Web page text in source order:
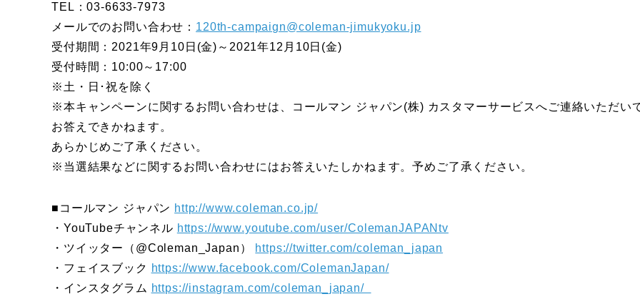
TEL：03-6633-7973
メールでのお問い合わせ： 120th-campaign@coleman-jimukyoku.jp
受付期間：2021年9月10日(金)～2021年12月10日(金)
受付時間：10:00～17:00
※土・日･祝を除く
※本キャンペーンに関するお問い合わせは、コールマン ジャパン(株) カスタマーサービスへご連絡いただい
お答えできかねます。
あらかじめご了承ください。
※当選結果などに関するお問い合わせにはお答えいたしかねます。予めご了承ください。
■コールマン ジャパン http://www.coleman.co.jp/
・YouTubeチャンネル https://www.youtube.com/user/ColemanJAPANtv
・ツイッター（@Coleman_Japan） https://twitter.com/coleman_japan
・フェイスブック https://www.facebook.com/ColemanJapan/
・インスタグラム https://instagram.com/coleman_japan/